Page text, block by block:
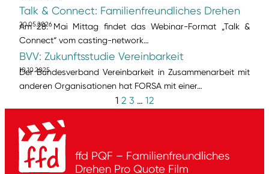
Talk & Connect: Familienfreundliches Drehen
20.05.2026
Am 28. Mai Mittag findet das Webinar-Format „Talk &
Connect“ vom casting-network…
BVV: Zukunftsstudie Vereinbarkeit
10.10.2025
Der Bundesverband Vereinbarkeit in Zusammenarbeit mit
anderen Organisationen hat FORSA mit einer…
1 2 3 … 12
ffd PQF – Familienfreundliches
Drehen Pro Quote Film